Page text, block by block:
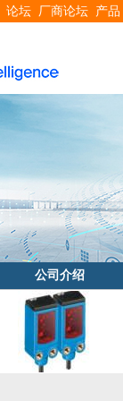
论坛 厂商论坛 产品
公司介绍